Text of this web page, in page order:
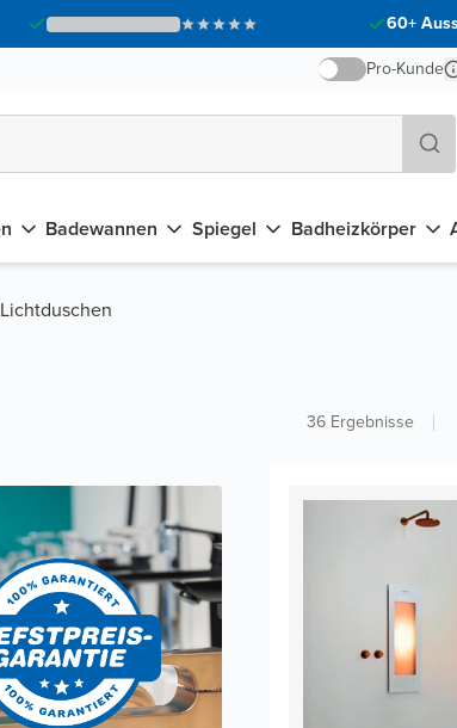
60+
Pro-Kunde
Badewannen Spiegel Badheizkörper
36 Ergebnisse